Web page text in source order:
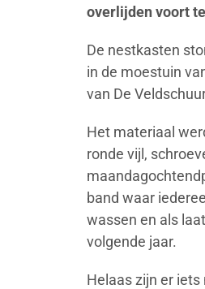
overlijden voort
De nestkasten
in de moestuin
van De
Het materiaal
ronde vijl,
band waar
wassen en als
volgende jaar.
Helaas zijn er